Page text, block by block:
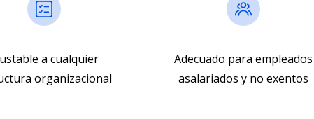
a cualquier
organizacional
Adecuado para empleados
asalariados y no exentos